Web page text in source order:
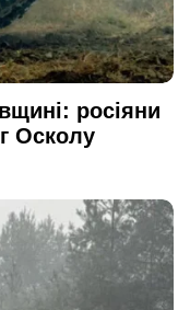
росіяни
Осколу